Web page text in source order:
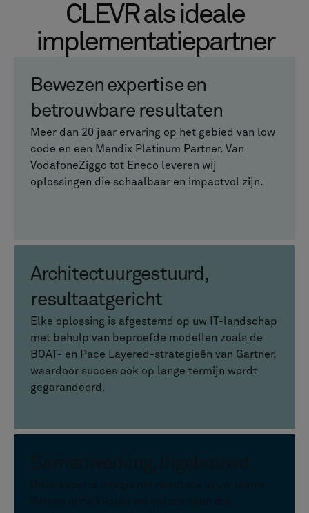
CLEVR als ideale
implementatiepartner
Bewezen expertise en
betrouwbare resultaten
Meer dan 20 jaar ervaring op het gebied van low
code en een Mendix Platinum Partner. Van
VodafoneZiggo tot Eneco leveren wij
oplossingen die schaalbaar en impactvol zijn.
Architectuurgestuurd,
resultaatgericht
Elke oplossing is afgestemd op uw IT-landschap
met behulp van beproefde modellen zoals de
BOAT- en Pace Layered-strategieën van Gartner,
waardoor succes ook op lange termijn wordt
gegarandeerd.